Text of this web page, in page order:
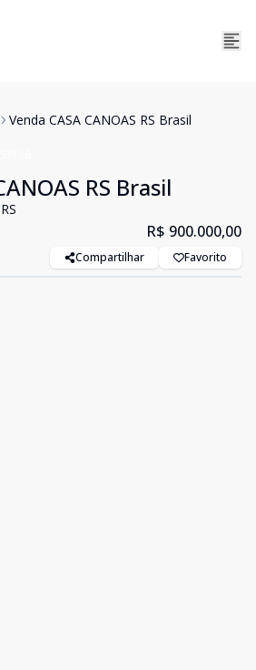
Venda CASA CANOAS RS Brasil
RS Brasil
R$ 900.000,00
Compartilhar Favorito